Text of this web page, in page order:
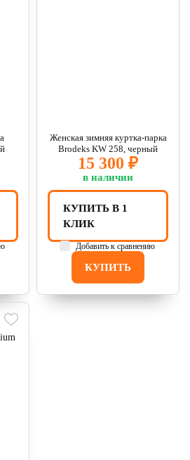
Женская зимняя куртка-парка
Brodeks KW 258, черный
15 300 ₽
в наличии
КУПИТЬ
КУПИТЬ В 1
КЛИК
Добавить к сравнению